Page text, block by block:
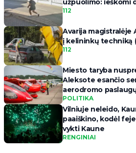
užpuolimo: ieškomi
112
Avarija magistralėje
į kelininkų techniką
112
Miesto taryba
Aleksote esančio
aerodromo
POLITIKA
Vilniuje neleido,
paaiškino, kodėl
vykti Kaune
RENGINIAI